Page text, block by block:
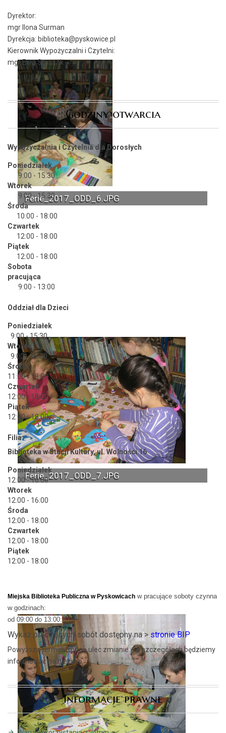
Ferie_2017_ODD_14.JPG
Ferie_2017_ODD_15.JPG
Ferie_2017_ODD_6.JPG
Ferie_2017_ODD_7.JPG
Dyrektor:
mgr Ilona Surman
Dyrekcja: biblioteka@pyskowice.pl
Kierownik Wypożyczalni i Czytelni:
mgr Ewa Staszak
Godziny otwarcia
Wypożyczalnia i Czytelnia dla Dorosłych
Poniedziałek
9:00 - 15:30
Wtorek
9:00 - 15:30
Środa
10:00 - 18:00
Czwartek
12:00 - 18:00
Piątek
12:00 - 18:00
Sobota
pracująca
9:00 - 13:00
Oddział dla Dzieci
Poniedziałek
9:00 - 15:30
Wtorek
9:00 - 15:30
Środa
11:00 - 18:00
Czwartek
12:00 - 18:00
Piątek
12:00 - 18:00
Filia
Biblioteka w Stacji Kultury, ul. Wolności 16
Poniedziałek
12:00 - 16:00
Wtorek
12:00 - 16:00
Środa
12:00 - 18:00
Czwartek
12:00 - 18:00
Piątek
12:00 - 18:00
Miejska Biblioteka Publiczna w Pyskowicach w pracujące soboty czynna
w godzinach:
od 09:00 do 13:00:
Wykaz pracujących sobót dostępny na > stronie BIP
Powyższe terminy mogą ulec zmianie – o szczegółach będziemy
informować na bieżąco.
Informacje prawne